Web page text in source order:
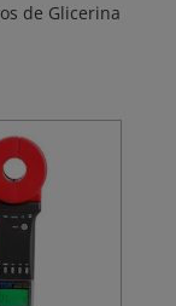
de Glicerina